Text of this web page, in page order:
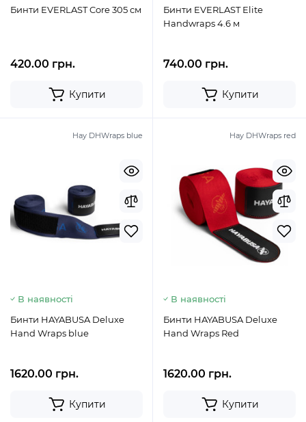
Бинти EVERLAST Core 305 см
420.00 грн.
Купити
Бинти EVERLAST Elite
Handwraps 4.6 м
740.00 грн.
Купити
Hay DHWraps blue
В наявності
Бинти HAYABUSA Deluxe
Hand Wraps blue
1620.00 грн.
Купити
Hay DHWraps red
В наявності
Бинти HAYABUSA Deluxe
Hand Wraps Red
1620.00 грн.
Купити